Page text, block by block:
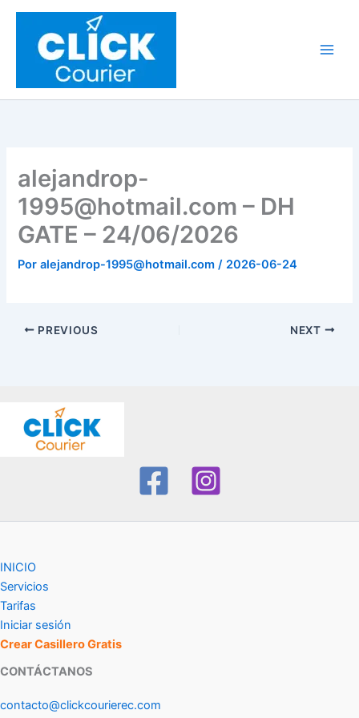
contenido
alejandrop-
1995@hotmail.com – DH
GATE – 24/06/2026
Poralejandrop-1995@hotmail.com/ 2026-06-24
PREVIOUS NEXT
INICIO
Servicios
Tarifas
Iniciar sesión
Crear Casillero Gratis
CONTÁCTANOS
contacto@clickcourierec.com